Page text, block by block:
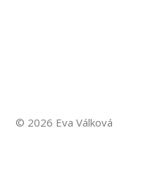
© 2026 Eva Válková